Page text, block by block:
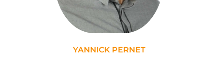
YANNICK PERNET